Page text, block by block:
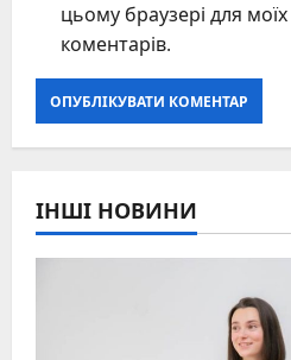
цьому браузері для
коментарів.
ІНШІ НОВИНИ